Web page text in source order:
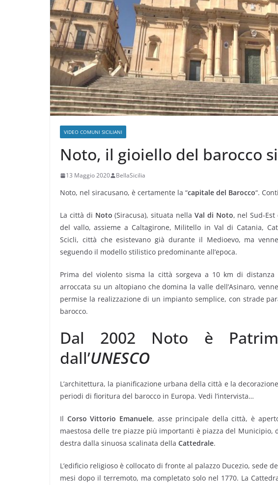
VIDEO COMUNI SICILIANI
Noto, il gioiello del barocco
13 Maggio 2020 BellaSicilia
Noto, nel siracusano, è certamente la “capitale del Barocco“.
La città di Noto (Siracusa), situata nella Val di Noto, nel Sud-
del vallo, assieme a Caltagirone, Militello in Val di Catania,
Scicli, città che esistevano già durante il Medioevo, ma
seguendo il modello stilistico predominante all’epoca.
Prima del violento sisma la città sorgeva a 10 km di distanza
arroccata su un altopiano che domina la valle dell’Asinaro,
permise la realizzazione di un impianto semplice, con strade
barocco.
Dal 2002 Noto è
dall’UNESCO
L’architettura, la pianificazione urbana della città e la
periodi di fioritura del barocco in Europa. Vedi l’intervista…
Il Corso Vittorio Emanuele, asse principale della città, è
maestosa delle tre piazze più importanti è piazza del Municipio,
destra dalla sinuosa scalinata della Cattedrale.
L’edificio religioso è collocato di fronte al palazzo Ducezio, sede
mesi dopo il terremoto, ma completato solo nel 1770. La